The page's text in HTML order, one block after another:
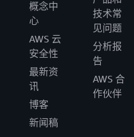
概念中
心
AWS 云
安全性
最新资
讯
博客
新闻稿
技术常
见问题
分析报
告
AWS 合
作伙伴